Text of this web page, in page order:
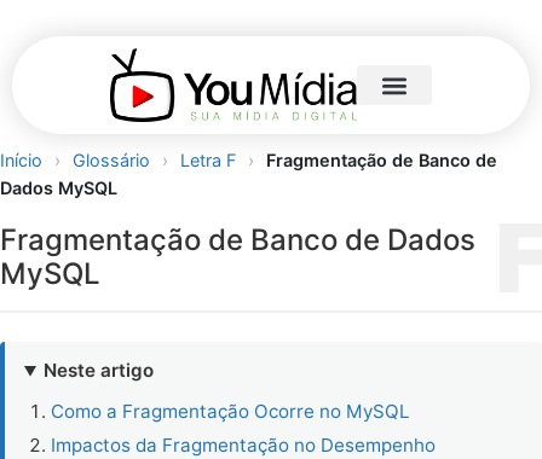
Início › Glossário › Letra F ›
Fragmentação de Banco de
Dados MySQL
Fragmentação de Banco de Dados
MySQL
Neste artigo
Como a Fragmentação Ocorre no MySQL
Impactos da Fragmentação no Desempenho